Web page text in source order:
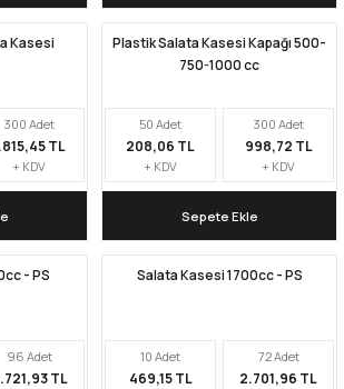
Geri Dönüştürülebilir Doypack
Kasesi
300 Adet
TL
+ KDV
Plastik Salata Kasesi Kapağı 500-
750-1000 cc
50 Adet
208,06 TL
+ KDV
300 Adet
998,72 TL
+ KDV
Sepete Ekle
- PS
96 Adet
TL
Salata Kasesi 1700cc - PS
10 Adet
469,15 TL
72 Adet
2.701,96 TL